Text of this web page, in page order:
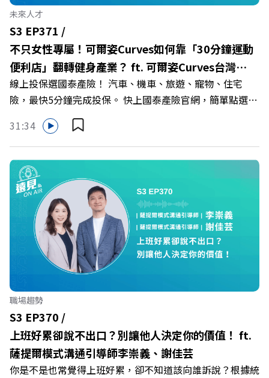
持人／遠見雜誌副社長兼遠見智庫總編輯 李建興 與談人／
樹德科技大學校長 王昭雄 +++++ 🎂歡慶遠見40歲生日！手
速搶下破天荒的獨家優惠
>>>https://gvmkt.pse.is/9e5pbz ✨關注《遠見》更多的社
群： LINE：https://reurl.cc/A4ELQp IG：
https://bit.ly/3AjBWNV YT：https://bit.ly/38jNi9k
Powered by Firstory Hosting
未來人才
S3 EP371 /
不只女性專屬！可爾姿Curves如何靠「30分鐘運動
便利店」翻轉健身產業？ ft. 可爾姿Curves台灣執
行長林宏遠
線上投保選國泰產險！ 汽車、機車、旅遊、寵物、住宅
險，最快5分鐘完成投保。 快上國泰產險官網，簡單點選，
保障立即到位！ https://fstry.pse.is/9eddvv —— 以上為
Firstory Podcast 廣告 —— 在健康意識抬頭、健身產業百
家爭鳴的激烈浪潮下，傳統的健身房該如何轉型突圍？ 本
集《遠見ON AIR》邀請到可爾姿Curves台灣執行長林宏
遠，帶你解析可爾姿如何打造出兼顧健康生活與女力創業的
健身新契機！ 🔺如何從「傳統大型健身房」轉型為「社區
運動便利店」？ 🔺運動如何落實最貼心的「女性專屬、零
壓力」空間？ 🔺對抗肌少症、預防高齡化！驚豔醫學界的
「社會處方」 🔺超高加盟成功率！為無數女性圓夢的「女
力互助與微型創業平台」 主持人／遠見雜誌副社長兼遠見
智庫總編輯 李建興 與談人／可爾姿Curves台灣執行長 林宏
遠 +++++ 🫧清除腦袋的盲點，也順手理清生活的雜亂。 點
開看質感養成術>> https://gvmkt.pse.is/9al3px ✨關注
《遠見》更多的社群： LINE：https://reurl.cc/A4ELQp
IG：https://bit.ly/3AjBWNV YT：https://bit.ly/38jNi9k
Powered by Firstory Hosting
31:34
職場趨勢
S3 EP370 /
上班好累卻說不出口？別讓他人決定你的價值！ ft.
薩提爾模式溝通引導師李崇義、謝佳芸
你是不是也常覺得上班好累，卻不知道該向誰訴說？根據統